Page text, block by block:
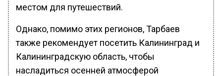
местом для путешествий.
Однако, помимо этих регионов, Тарбаев
также рекомендует посетить Калининград и
Калининградскую область, чтобы
насладиться осенней атмосферой